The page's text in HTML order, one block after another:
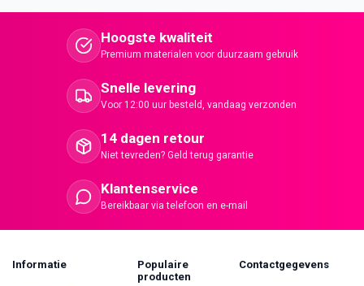
Hoogste kwaliteit
Premium materialen voor duurzaam gebruik
Snelle levering
Voor 12:00 uur besteld, vandaag verzonden
14 dagen retour
Niet tevreden? Geld terug garantie
Klantenservice
Bereikbaar via telefoon en e-mail
Informatie
Populaire
producten
Contactgegevens